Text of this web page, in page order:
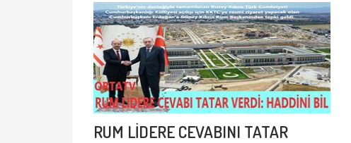
RUM LİDERE CEVABINI TATAR